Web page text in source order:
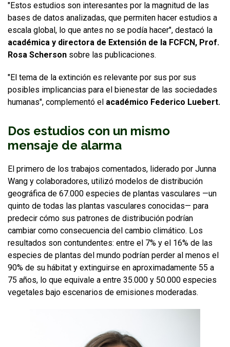
"Estos estudios son interesantes por la magnitud de las
bases de datos analizadas, que permiten hacer estudios a
escala global, lo que antes no se podía hacer", destacó la
académica y directora de Extensión de la FCFCN, Prof.
Rosa Scherson sobre las publicaciones.
"El tema de la extinción es relevante por sus por sus
posibles implicancias para el bienestar de las sociedades
humanas", complementó el académico Federico Luebert.
Dos estudios con un mismo
mensaje de alarma
El primero de los trabajos comentados, liderado por Junna
Wang y colaboradores, utilizó modelos de distribución
geográfica de 67.000 especies de plantas vasculares —un
quinto de todas las plantas vasculares conocidas— para
predecir cómo sus patrones de distribución podrían
cambiar como consecuencia del cambio climático. Los
resultados son contundentes: entre el 7% y el 16% de las
especies de plantas del mundo podrían perder al menos el
90% de su hábitat y extinguirse en aproximadamente 55 a
75 años, lo que equivale a entre 35.000 y 50.000 especies
vegetales bajo escenarios de emisiones moderadas.